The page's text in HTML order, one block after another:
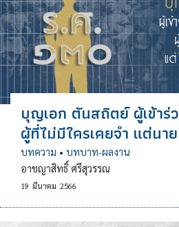
บุญเอก ตันสถิตย์ ผู้เข้าร่
ผู้ที่ไม่มีใครเคยจำ แต่นา
บทความ • บทบาท-ผลงาน
อาชญาสิทธิ์ ศรีสุวรรณ
19 มีนาคม 2566